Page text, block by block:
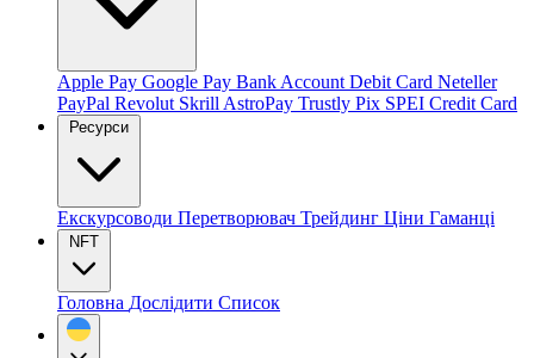
Apple Pay Google Pay Bank Account Debit Card Neteller
PayPal Revolut Skrill AstroPay Trustly Pix SPEI Credit Card
Ресурси
Екскурсоводи Перетворювач Трейдинг Ціни Гаманці
NFT
Головна Дослідити Список